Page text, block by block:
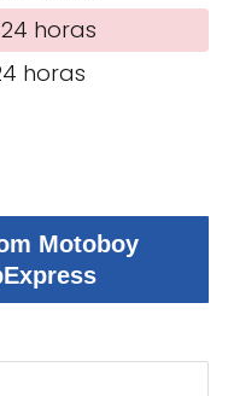
horas
horas
Motoboy